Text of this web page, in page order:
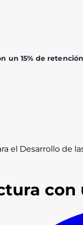
un 15% de retención
el Desarrollo de
con